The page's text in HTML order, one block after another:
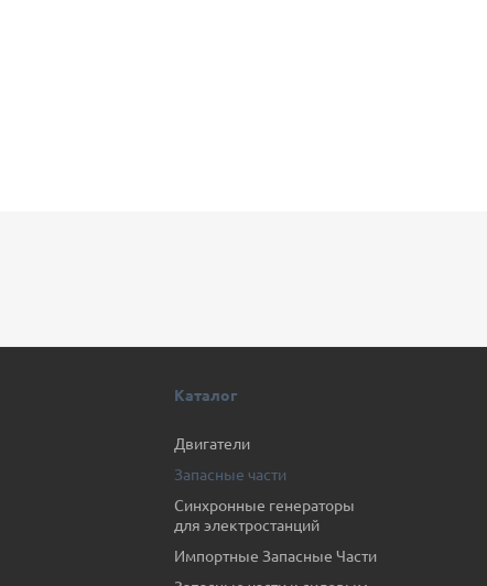
Каталог
Двигатели
Запасные части
Синхронные генераторы
для электростанций
Импортные Запасные Части